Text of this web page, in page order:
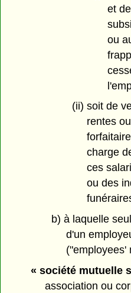
et
ou
(ii) soit de
rentes
charge
ces
ou des
b) à laquelle
d'un
("employees'
« société mutuelle
association ou